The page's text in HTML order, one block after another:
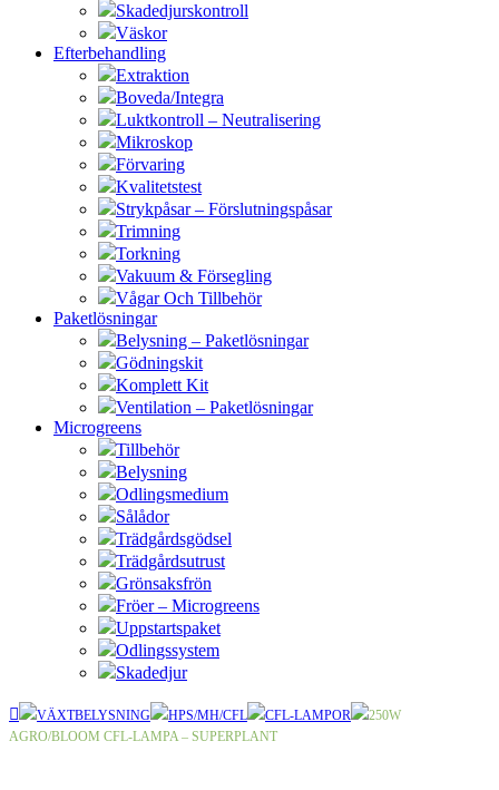
Skadedjurskontroll
Väskor
Efterbehandling
Extraktion
Boveda/Integra
Luktkontroll – Neutralisering
Mikroskop
Förvaring
Kvalitetstest
Strykpåsar – Förslutningspåsar
Trimning
Torkning
Vakuum & Försegling
Vågar Och Tillbehör
Paketlösningar
Belysning – Paketlösningar
Gödningskit
Komplett Kit
Ventilation – Paketlösningar
Microgreens
Tillbehör
Belysning
Odlingsmedium
Sålådor
Trädgårdsgödsel
Trädgårdsutrust
Grönsaksfrön
Fröer – Microgreens
Uppstartspaket
Odlingssystem
Skadedjur
VÄXTBELYSNING HPS/MH/CFL CFL-LAMPOR
250W
AGRO/BLOOM CFL-LAMPA – SUPERPLANT